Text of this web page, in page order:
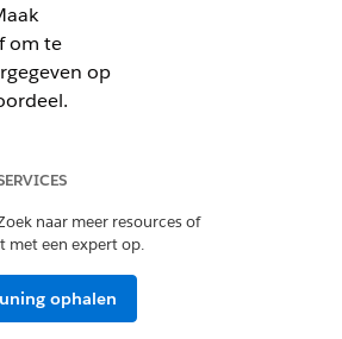
om te
op
naar meer resources of
met een expert op.
ophalen